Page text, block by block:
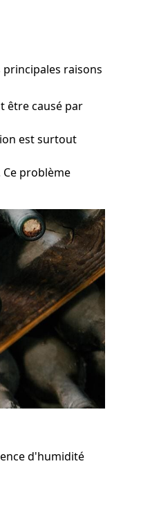
raisons
être causé par
est surtout
problème
d'humidité